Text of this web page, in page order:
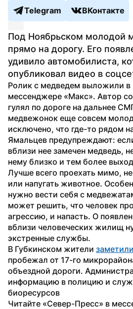
Telegram
ВКонтакте
Под Ноябрьском молодой
прямо на дорогу. Его
удивило автомобилиста,
опубликовал видео в
Ролик с медведем выложили в
мессенджере «Макс». Автор
гулял по дороге на дальнее
медвежонок еще совсем
исключено, что где-то рядом
Ямальцев предупреждают:
вблизи нее замечен медведь,
нему близко и тем более
Лучше всего проехать мимо,
или напугать животное.
нужно вести себя с
может решить, что человек
агрессию, и напасть. О
вблизи человеческих жилищ
экстренные службы.
В Губкинском жители
пробежал от 17-го
объездной дороги.
информацию в полицию и
биоресурсов
Читайте «Север-Пресс» в